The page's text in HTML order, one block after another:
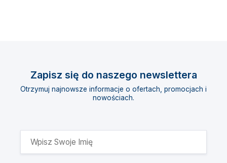
Zapisz się do naszego newslettera
Otrzymuj najnowsze informacje o ofertach, promocjach i
nowościach.